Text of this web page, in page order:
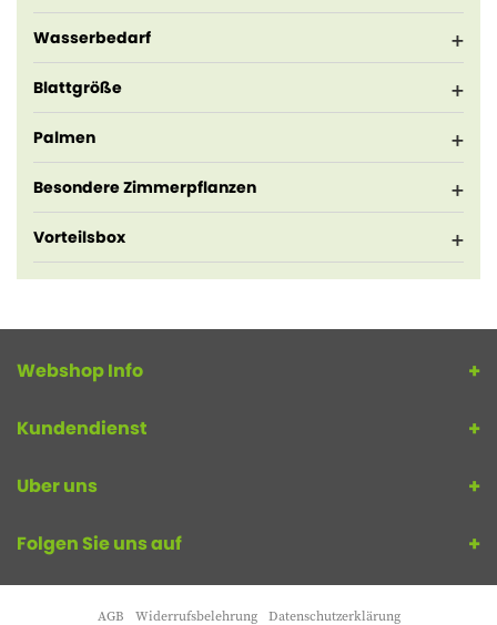
Wasserbedarf
Blattgröße
Palmen
Besondere Zimmerpflanzen
Vorteilsbox
Webshop Info
Kundendienst
Uber uns
Folgen Sie uns auf
AGB Widerrufsbelehrung Datenschutzerklärung